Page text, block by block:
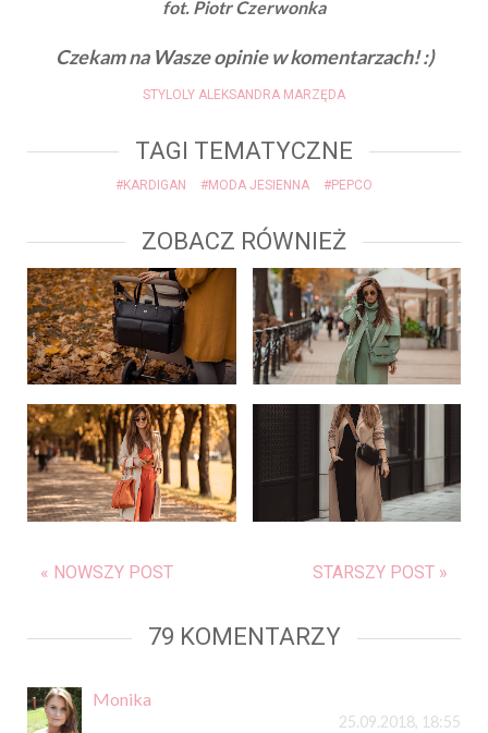
fot. Piotr Czerwonka
Czekam na Wasze opinie w komentarzach! :)
STYLOLY ALEKSANDRA MARZĘDA
TAGI TEMATYCZNE
#KARDIGAN #MODA JESIENNA #PEPCO
ZOBACZ RÓWNIEŻ
« NOWSZY POST STARSZY POST »
79 KOMENTARZY
Monika
25.09.2018, 18:55